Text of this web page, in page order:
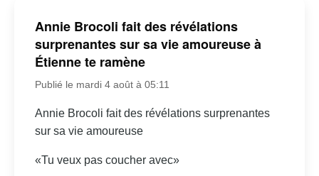
Annie Brocoli fait des révélations
surprenantes sur sa vie amoureuse à
Étienne te ramène
Publié le mardi 4 août à 05:11
Annie Brocoli fait des révélations surprenantes
sur sa vie amoureuse
«Tu veux pas coucher avec»